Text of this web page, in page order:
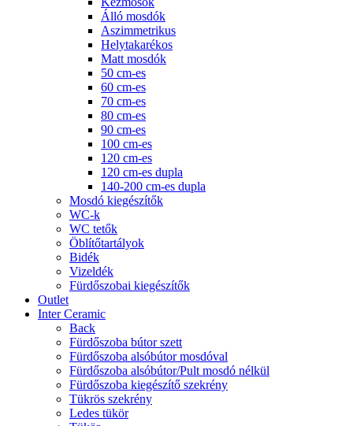
Álló mosdók
Aszimmetrikus
Helytakarékos
Matt mosdók
50 cm-es
60 cm-es
70 cm-es
80 cm-es
90 cm-es
100 cm-es
120 cm-es
120 cm-es dupla
140-200 cm-es dupla
Mosdó kiegészítők
WC-k
WC tetők
Öblítőtartályok
Bidék
Vizeldék
Fürdőszobai kiegészítők
Outlet
Inter Ceramic
Back
Fürdőszoba bútor szett
Fürdőszoba alsóbútor mosdóval
Fürdőszoba alsóbútor/Pult mosdó nélkül
Fürdőszoba kiegészítő szekrény
Tükrös szekrény
Ledes tükör